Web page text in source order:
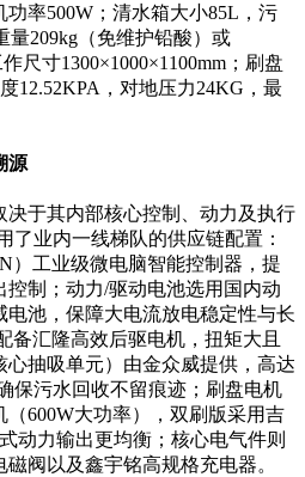
功率500W；清水箱大小85L，污
量209kg（免维护铅酸）或
尺寸1300×1000×1100mm；刷盘
12.52KPA，对地压力24KG，最
源
于其内部核心控制、动力及执行
了业内一线梯队的供应链配置：
）工业级微电脑智能控制器，提
制；动力/驱动电池选用国内动
池，保障大电流放电稳定性与长
备汇隆高效后驱电机，扭矩大且
抽吸单元）由金众威提供，高达
保污水回收不留痕迹；刷盘电机
600W大功率），双刷版采用吉
动力输出更均衡；核心电气件则
阀以及鑫宇铭高规格充电器。